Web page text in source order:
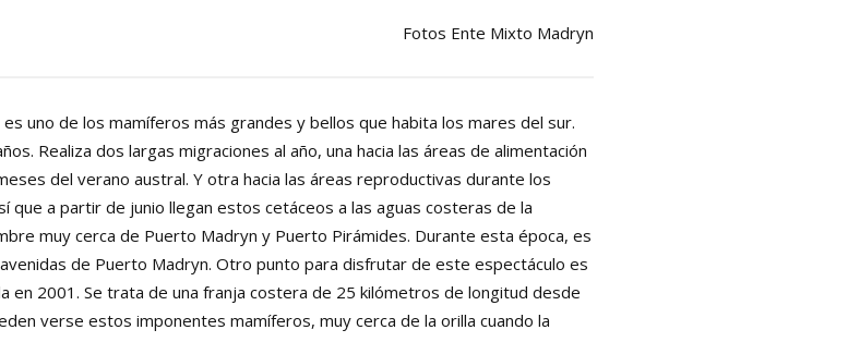
Fotos Ente Mixto Madryn
es uno de los mamíferos más grandes y bellos que habita los mares del sur.
Realiza dos largas migraciones al año, una hacia las áreas de alimentación
del verano austral. Y otra hacia las áreas reproductivas durante los
que a partir de junio llegan estos cetáceos a las aguas costeras de la
muy cerca de Puerto Madryn y Puerto Pirámides. Durante esta época, es
de Puerto Madryn. Otro punto para disfrutar de este espectáculo es
en 2001. Se trata de una franja costera de 25 kilómetros de longitud desde
verse estos imponentes mamíferos, muy cerca de la orilla cuando la